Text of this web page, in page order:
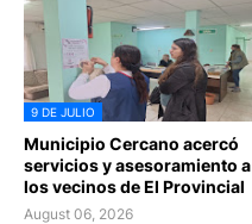
9 DE JULIO
Municipio Cercano acercó
servicios y asesoramiento a
los vecinos de El Provincial
August 06, 2026